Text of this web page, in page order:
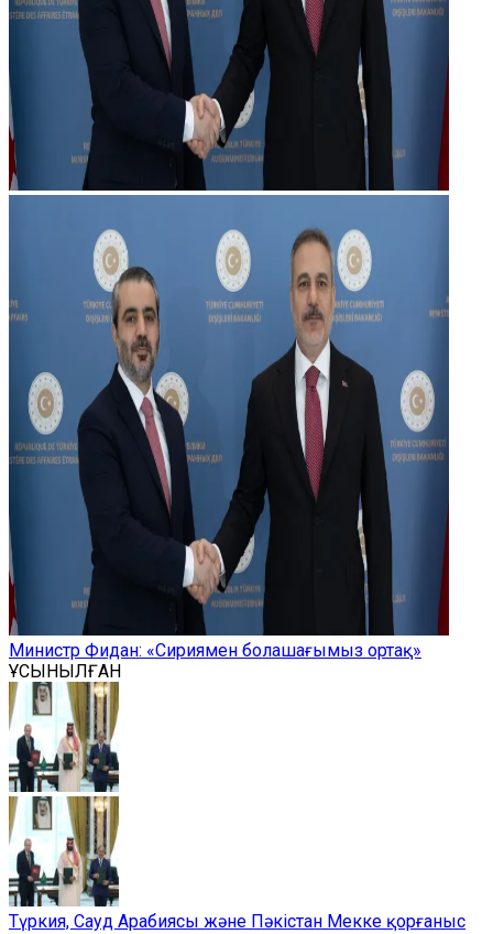
Министр Фидан: «Сириямен болашағымыз ортақ»
ҰСЫНЫЛҒАН
Түркия, Сауд Арабиясы және Пәкістан Мекке қорғаныс